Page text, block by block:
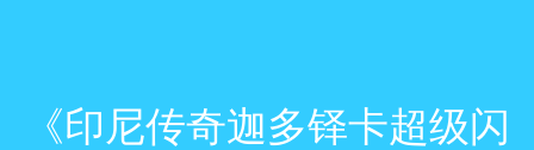
《印尼传奇迦多铎卡超级闪